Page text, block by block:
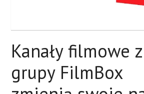
Kanały filmowe z
grupy FilmBox